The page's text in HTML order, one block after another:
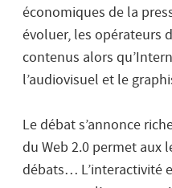
économiques de la
évoluer, les opérateurs
contenus alors
l’audiovisuel et le
Le débat s’annonce
du Web 2.0 permet aux
débats… L’interactivité